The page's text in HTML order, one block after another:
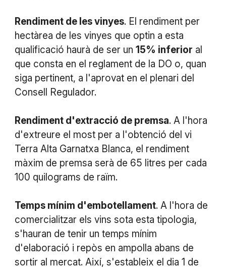
Rendiment de les vinyes. El rendiment per
hectàrea de les vinyes que optin a esta
qualificació haurà de ser un 15% inferior al
que consta en el reglament de la DO o, quan
siga pertinent, a l'aprovat en el plenari del
Consell Regulador.
Rendiment d'extracció de premsa. A l'hora
d'extreure el most per a l'obtenció del vi
Terra Alta Garnatxa Blanca, el rendiment
màxim de premsa serà de 65 litres per cada
100 quilograms de raïm.
Temps mínim d'embotellament. A l'hora de
comercialitzar els vins sota esta tipologia,
s'hauran de tenir un temps mínim
d'elaboració i repòs en ampolla abans de
sortir al mercat. Així, s'estableix el dia 1 de